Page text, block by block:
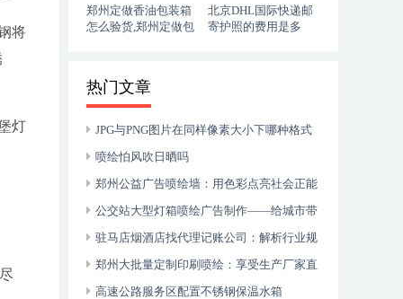
将
灯
郑州定做香油包装箱
怎么验货,郑州定做包
北京DHL国际快递邮
寄护照的费用是多
热门文章
JPG与PNG图片在同样像素大小下哪种格式
更好
喷绘怕风吹日晒吗
郑州公益广告喷绘墙：用色彩点亮社会正能
量公交站大型灯箱喷绘广告制作——给城市带
来的惊艳之美
驻马店烟酒店找代理记账公司：解析行业规
范与选择技巧
郑州大批量定制印刷喷绘：享受生产厂家直
接合作优惠
高速公路服务区配置不锈钢保温水箱